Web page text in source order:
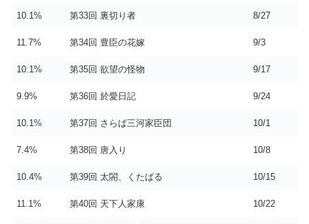
10.1% 第33回 裏切り者 8/27
11.7% 第34回 豊臣の花嫁 9/3
10.1% 第35回 欲望の怪物 9/17
9.9% 第36回 於愛日記 9/24
10.1% 第37回 さらば三河家臣団 10/1
7.4% 第38回 唐入り 10/8
10.4% 第39回 太閤、くたばる 10/15
11.1% 第40回 天下人家康 10/22